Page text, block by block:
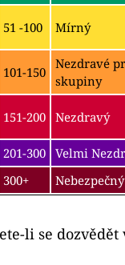
51 -100 Mírný
101-150
Nezdravé
skupiny
151-200 Nezdravý
201-300 Velmi
300+
Nebezpečný
li se